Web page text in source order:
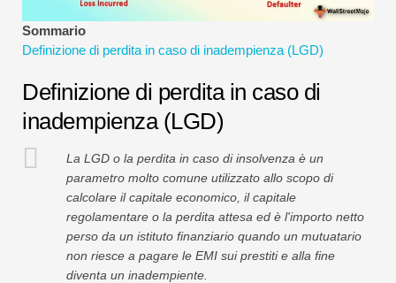
Modulo completo
Tutorial sulla gestione del rischio
Sommario
Definizione di perdita in caso di inadempienza (LGD)
Definizione di perdita in caso di
inadempienza (LGD)
La LGD o la perdita in caso di insolvenza è un
parametro molto comune utilizzato allo scopo di
calcolare il capitale economico, il capitale
regolamentare o la perdita attesa ed è l'importo netto
perso da un istituto finanziario quando un mutuatario
non riesce a pagare le EMI sui prestiti e alla fine
diventa un inadempiente.